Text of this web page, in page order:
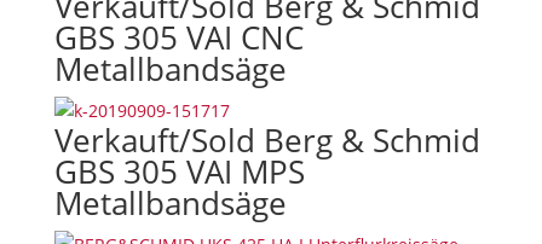
GBS 305 VAI CNC
Metallbandsäge
Verkauft/Sold Berg & Schmid
GBS 305 VAI MPS
Metallbandsäge